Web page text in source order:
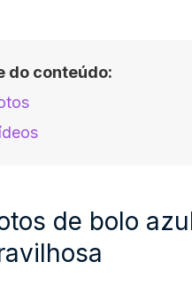
do conteúdo:
de bolo